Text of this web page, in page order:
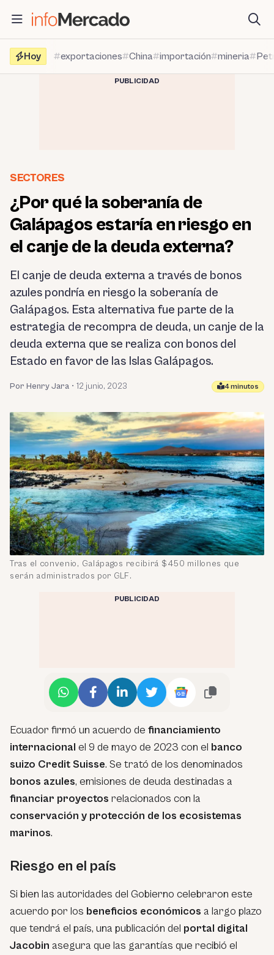
contenido
Hoy
exportaciones China importación mineria
PUBLICIDAD
SECTORES
¿Por qué la soberanía de
Galápagos estaría en riesgo en
el canje de la deuda externa?
El canje de deuda externa a través de bonos
azules pondría en riesgo la soberanía de
Galápagos. Esta alternativa fue parte de la
estrategia de recompra de deuda, un canje de la
deuda externa que se realiza con bonos del
Estado en favor de las Islas Galápagos.
Por Henry Jara • 12 junio, 2023 4 minutos
Tras el convenio, Galápagos recibirá $450 millones que
serán administrados por GLF.
PUBLICIDAD
Ecuador firmó un acuerdo de financiamiento
internacional el 9 de mayo de 2023 con el banco
suizo Credit Suisse. Se trató de los denominados
bonos azules, emisiones de deuda destinadas a
financiar proyectos relacionados con la
conservación y protección de los ecosistemas
marinos.
Riesgo en el país
Si bien las autoridades del Gobierno celebraron este
acuerdo por los beneficios económicos a largo plazo
que tendrá el país, una publicación del portal digital
Jacobin asegura que las garantías que recibió el